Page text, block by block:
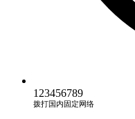
123456789
拨打国内固定网络